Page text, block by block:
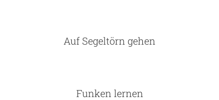
Auf Segeltörn gehen
Funken lernen